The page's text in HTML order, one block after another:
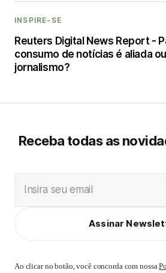
INSPIRE-SE
Reuters Digital News Report -
consumo de notícias é aliada
jornalismo?
Receba todas as
Insira seu email
Assinar
Ao clicar no botão, você concorda com nossa